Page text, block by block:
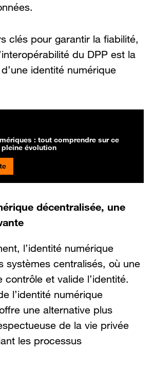
clés pour garantir la fiabilité,
du DPP est la
identité numérique
: tout comprendre sur ce
évolution
décentralisée, une
l’identité numérique
systèmes centralisés, où une
contrôle et valide l’identité.
l’identité numérique
une alternative plus
de la vie privée
les processus